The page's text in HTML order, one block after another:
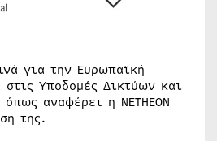
για την Ευρωπαϊκή
Υποδομές Δικτύων και
αναφέρει η NETHEON
της.